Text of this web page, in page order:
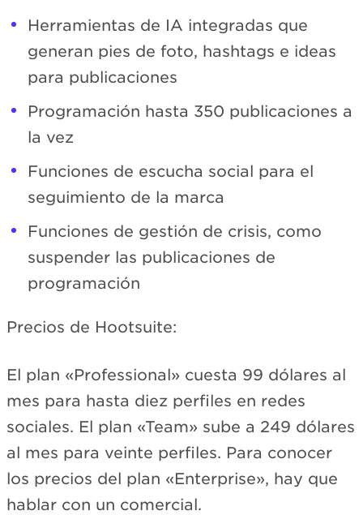
Herramientas de IA integradas que
generan pies de foto, hashtags e ideas
para publicaciones
Programación hasta 350 publicaciones a
la vez
Funciones de escucha social para el
seguimiento de la marca
Funciones de gestión de crisis, como
suspender las publicaciones de
programación
Precios de Hootsuite:
El plan «Professional» cuesta 99 dólares al
mes para hasta diez perfiles en redes
sociales. El plan «Team» sube a 249 dólares
al mes para veinte perfiles. Para conocer
los precios del plan «Enterprise», hay que
hablar con un comercial.